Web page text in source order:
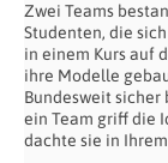
Zwei Teams
Studenten, die
in einem Kurs auf
ihre Modelle
Bundesweit sicher
ein Team griff die
dachte sie in